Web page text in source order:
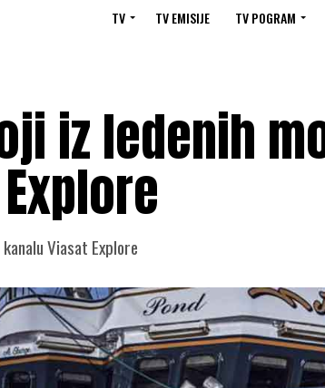
TV TV EMISIJE TV POGRAM
iz ledenih
Viasat Explore